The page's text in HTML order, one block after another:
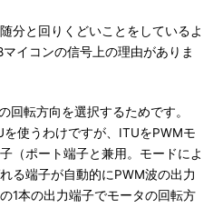
分と回りくどいことをしているよ
イコンの信号上の理由がありま
転方向を選択するためです。
使うわけですが、ITUをPWMモ
（ポート端子と兼用。モードによ
る端子が自動的にPWM波の出力
1本の出力端子でモータの回転方